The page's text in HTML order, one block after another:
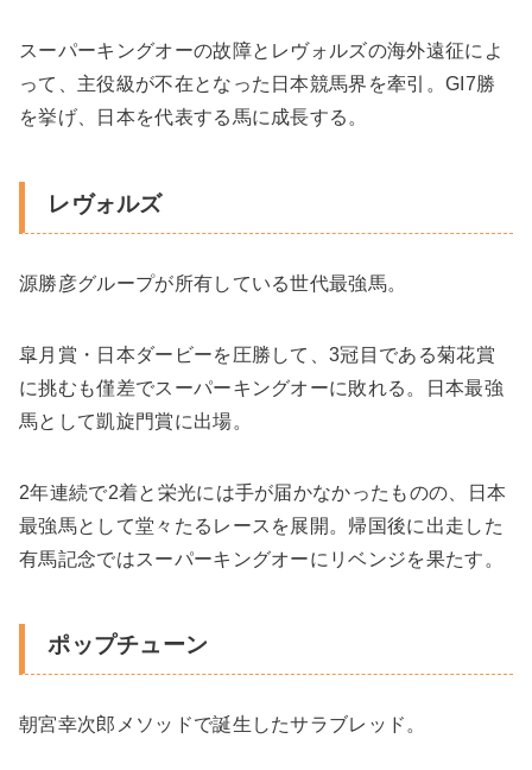
スーパーキングオーの故障とレヴォルズの海外遠征によ
って、主役級が不在となった日本競馬界を牽引。GI7勝
を挙げ、日本を代表する馬に成長する。
レヴォルズ
源勝彦グループが所有している世代最強馬。
皐月賞・日本ダービーを圧勝して、3冠目である菊花賞
に挑むも僅差でスーパーキングオーに敗れる。日本最強
馬として凱旋門賞に出場。
2年連続で2着と栄光には手が届かなかったものの、日本
最強馬として堂々たるレースを展開。帰国後に出走した
有馬記念ではスーパーキングオーにリベンジを果たす。
ポップチューン
朝宮幸次郎メソッドで誕生したサラブレッド。